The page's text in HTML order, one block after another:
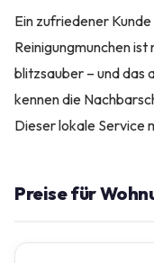
Ein zufriedener
Reinigungmunchen
blitzsauber – und das
kennen die
Dieser lokale Service
Preise für